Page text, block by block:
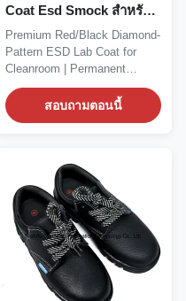
Coat Esd Smock สําหรับ
ห้องสะอาด
Premium Red/Black Diamond-
Pattern ESD Lab Coat for
Cleanroom | Permanent
Conductive Fiber Fabric...
สอบถามตอนนี้